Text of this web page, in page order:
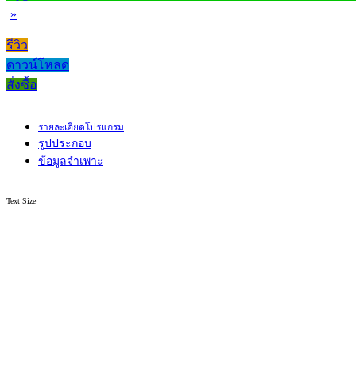
»
รีวิว
ดาวน์โหลด
สั่งซื้อ
รายละเอียดโปรแกรม
รูปประกอบ
ข้อมูลจำเพาะ
Text Size